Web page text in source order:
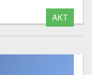
AKT